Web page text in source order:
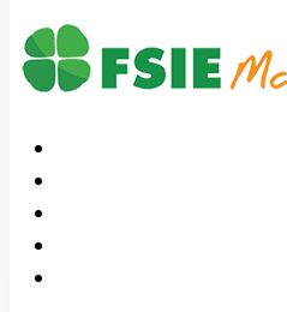
Saltar al contenido principal